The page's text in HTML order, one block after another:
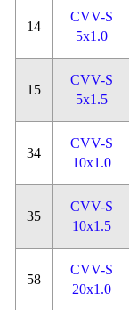
14
CVV-S
5x1.0
15
CVV-S
5x1.5
34
CVV-S
10x1.0
35
CVV-S
10x1.5
58
CVV-S
20x1.0